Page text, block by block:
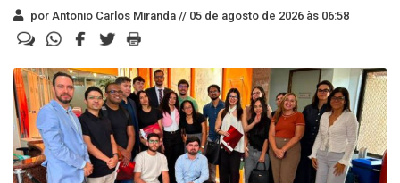
por Antonio Carlos Miranda // 05 de agosto de 2026 às 06:58